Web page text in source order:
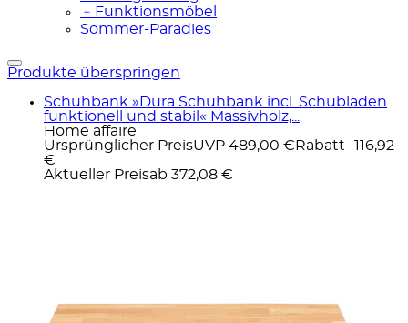
﹢ Funktionsmöbel
Sommer-Paradies
Produkte überspringen
Schuhbank »Dura Schuhbank incl. Schubladen
funktionell und stabil« Massivholz,...
Home affaire
Ursprünglicher PreisUVP 489,00 € Rabatt- 116,92
€
Aktueller Preisab 372,08 €